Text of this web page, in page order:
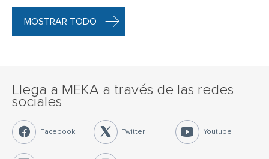
MOSTRAR TODO
Llega a MEKA a través de las redes
sociales
Facebook Twitter Youtube